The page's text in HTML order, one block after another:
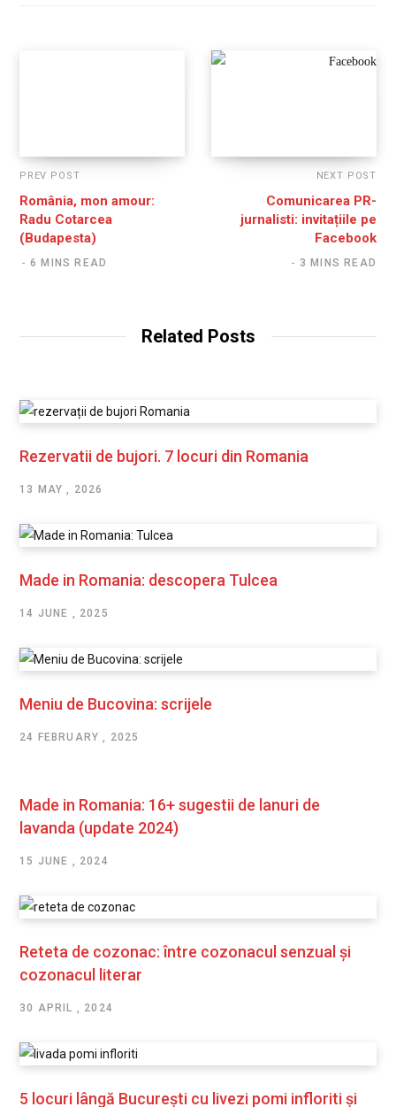
PREV POST
România, mon amour:
Radu Cotarcea
(Budapesta)
6 MINS READ
NEXT POST
Comunicarea PR-
jurnalisti: invitațiile pe
Facebook
3 MINS READ
Related Posts
Rezervatii de bujori. 7 locuri din Romania
13 MAY , 2026
Made in Romania: descopera Tulcea
14 JUNE , 2025
Meniu de Bucovina: scrijele
24 FEBRUARY , 2025
Made in Romania: 16+ sugestii de lanuri de
lavanda (update 2024)
15 JUNE , 2024
Reteta de cozonac: între cozonacul senzual și
cozonacul literar
30 APRIL , 2024
5 locuri lângă București cu livezi pomi infloriti și